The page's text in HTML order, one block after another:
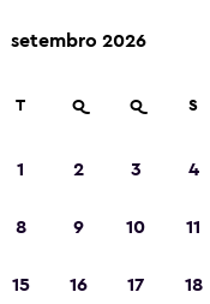
setembro 2026
T Q Q S
1 2 3 4
8 9 10 11
15 16 17 18